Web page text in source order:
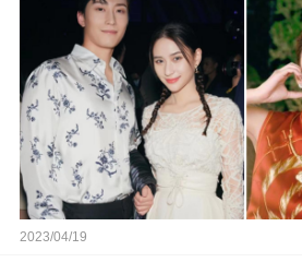
2023/04/19